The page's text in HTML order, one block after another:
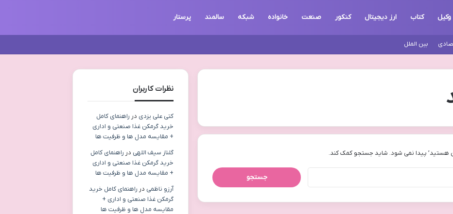
وکیل کتاب ارز دیجیتال کنکور صنعت خانواده شبکه سالمند پرستار
بین الملل
هستید’ پیدا نمی شود. شاید جستجو کمک کند.
جستجو
برای:
نظرات کاربران
کتی علی یزدی در راهنمای کامل
خرید گرمکن غذا صنعتی و اداری
+ مقایسه مدل ها و ظرفیت ها
گلناز سیف اللهی در راهنمای کامل
خرید گرمکن غذا صنعتی و اداری
+ مقایسه مدل ها و ظرفیت ها
آرزو ناظمی در راهنمای کامل خرید
گرمکن غذا صنعتی و اداری +
مقایسه مدل ها و ظرفیت ها